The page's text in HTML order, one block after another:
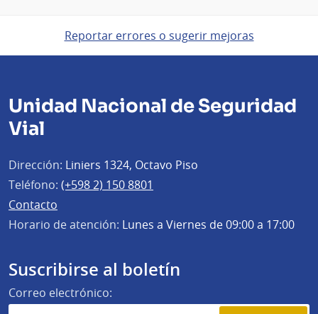
Reportar errores o sugerir mejoras
Unidad Nacional de Seguridad
Vial
Dirección: Liniers 1324, Octavo Piso
Teléfono: (+598 2) 150 8801
Contacto
Horario de atención: Lunes a Viernes de 09:00 a 17:00
Suscribirse al boletín
Correo electrónico: